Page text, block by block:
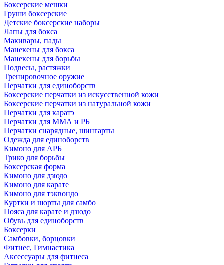
Боксерские мешки
Груши боксерские
Детские боксерские наборы
Лапы для бокса
Макивары, пады
Манекены для бокса
Манекены для борьбы
Подвесы, растяжки
Тренировочное оружие
Перчатки для единоборств
Боксерские перчатки из искусственной кожи
Боксерские перчатки из натуральной кожи
Перчатки для каратэ
Перчатки для ММА и РБ
Перчатки снарядные, шингарты
Одежда для единоборств
Кимоно для АРБ
Трико для борьбы
Боксерская форма
Кимоно для дзюдо
Кимоно для карате
Кимоно для тэквондо
Куртки и шорты для самбо
Пояса для карате и дзюдо
Обувь для единоборств
Боксерки
Самбовки, борцовки
Фитнес, Гимнастика
Аксессуары для фитнеса